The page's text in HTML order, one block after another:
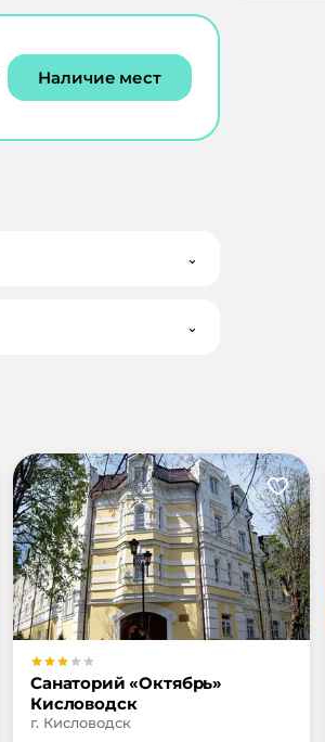
Наличие мест
⌄
⌄
Санаторий «Октябрь»
Кисловодск
г. Кисловодск